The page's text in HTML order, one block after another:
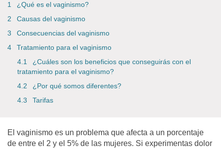
¿Qué es el vaginismo?
Causas del vaginismo
Consecuencias del vaginismo
Tratamiento para el vaginismo
¿Cuáles son los beneficios que conseguirás con el
tratamiento para el vaginismo?
¿Por qué somos diferentes?
Tarifas
El vaginismo es un problema que afecta a un porcentaje
de entre el 2 y el 5% de las mujeres. Si experimentas dolor